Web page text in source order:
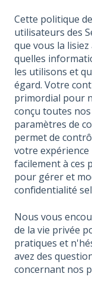
Cette politique
utilisateurs des
que vous la
quelles
les utilisons et
égard. Votre
primordial pour
conçu toutes
paramètres de
permet de
votre expérience
facilement à ces
pour gérer et
confidentialité
Nous vous
de la vie privée
pratiques et
avez des
concernant nos